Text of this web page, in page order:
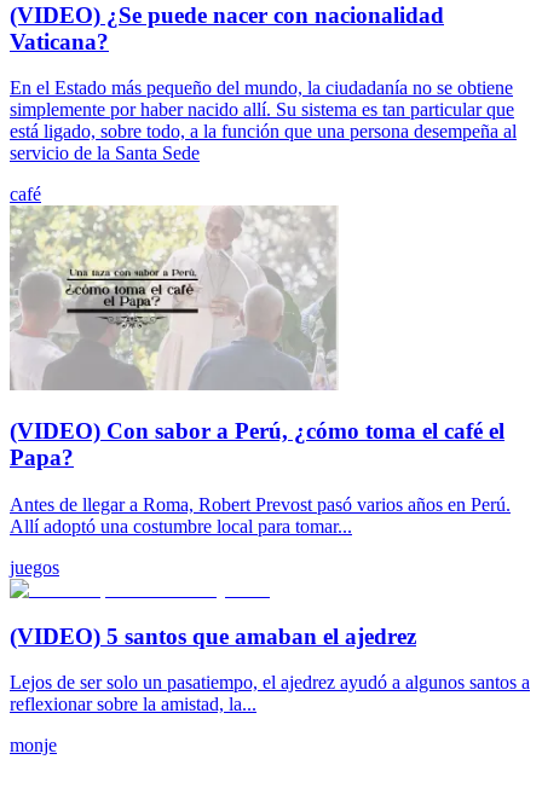
(VIDEO) ¿Se puede nacer con nacionalidad
Vaticana?
En el Estado más pequeño del mundo, la ciudadanía no se obtiene
simplemente por haber nacido allí. Su sistema es tan particular que
está ligado, sobre todo, a la función que una persona desempeña al
servicio de la Santa Sede
café
(VIDEO) Con sabor a Perú, ¿cómo toma el café el
Papa?
Antes de llegar a Roma, Robert Prevost pasó varios años en Perú.
Allí adoptó una costumbre local para tomar...
juegos
(VIDEO) 5 santos que amaban el ajedrez
Lejos de ser solo un pasatiempo, el ajedrez ayudó a algunos santos a
reflexionar sobre la amistad, la...
monje